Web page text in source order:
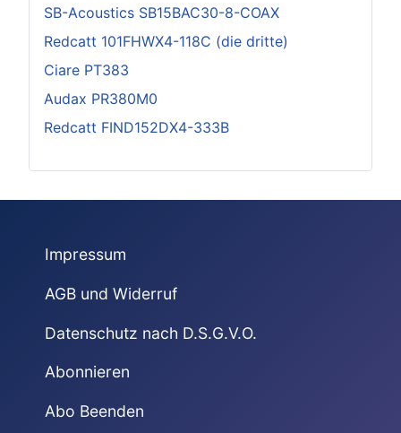
SB-Acoustics SB15BAC30-8-COAX
Redcatt 101FHWX4-118C (die dritte)
Ciare PT383
Audax PR380M0
Redcatt FIND152DX4-333B
Impressum
AGB und Widerruf
Datenschutz nach D.S.G.V.O.
Abonnieren
Abo Beenden